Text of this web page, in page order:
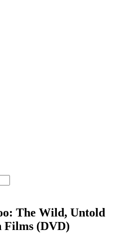
The Wild, Untold
Films (DVD)